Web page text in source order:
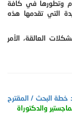
وتطورها في كافة
التي تقدمها هذه
العالقة، الأمر
خطة البحث / المقترح
والدكتوراة